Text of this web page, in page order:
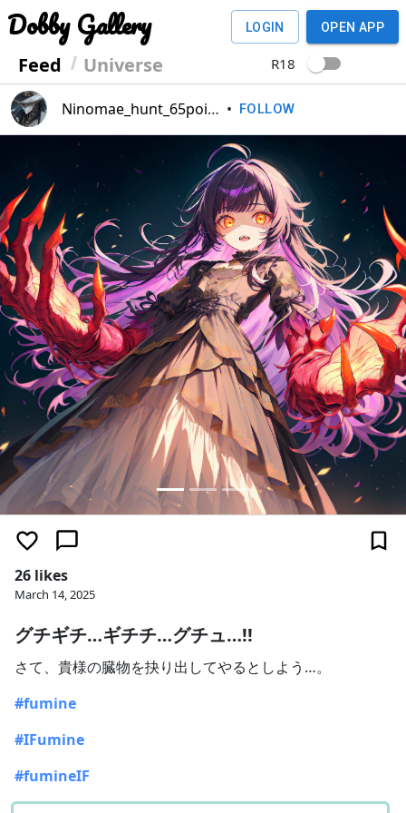
Dobby Gallery
Feed Universe
LOGIN OPEN APP
R18
Ninomae_hunt_65point • FOLLOW
Previous Next
26 likes
March 14, 2025
グチギチ…ギチチ…グチュ…!!
さて、貴様の臓物を抉り出してやるとしよう…。
#fumine
#IFumine
#fumineIF